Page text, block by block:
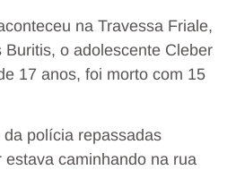
na Travessa Friale,
Buritis, o adolescente Cleber
17 anos, foi morto com 15
polícia repassadas
estava caminhando na rua